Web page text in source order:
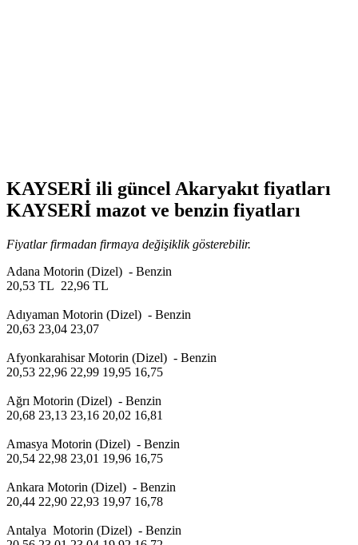
KAYSERİ ili güncel Akaryakıt fiyatları
KAYSERİ mazot ve benzin fiyatları
Fiyatlar firmadan firmaya değişiklik gösterebilir.
Adana Motorin (Dizel) - Benzin
20,53 TL 22,96 TL
Adıyaman Motorin (Dizel) - Benzin
20,63 23,04 23,07
Afyonkarahisar Motorin (Dizel) - Benzin
20,53 22,96 22,99 19,95 16,75
Ağrı Motorin (Dizel) - Benzin
20,68 23,13 23,16 20,02 16,81
Amasya Motorin (Dizel) - Benzin
20,54 22,98 23,01 19,96 16,75
Ankara Motorin (Dizel) - Benzin
20,44 22,90 22,93 19,97 16,78
Antalya Motorin (Dizel) - Benzin